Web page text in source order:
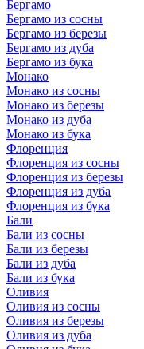
Бергамо
Бергамо из сосны
Бергамо из березы
Бергамо из дуба
Бергамо из бука
Монако
Монако из сосны
Монако из березы
Монако из дуба
Монако из бука
Флоренция
Флоренция из сосны
Флоренция из березы
Флоренция из дуба
Флоренция из бука
Бали
Бали из сосны
Бали из березы
Бали из дуба
Бали из бука
Оливия
Оливия из сосны
Оливия из березы
Оливия из дуба